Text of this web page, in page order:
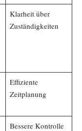
Klarheit über
Zuständigkeiten
Effiziente
Zeitplanung
Bessere Kontrolle